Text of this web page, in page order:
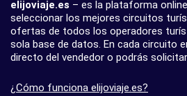
elijoviaje.es – es la plataforma
seleccionar los mejores circuitos
ofertas de todos los operadores
sola base de datos. En cada circuito
directo del vendedor o podrás
¿Cómo funciona elijoviaje.es?